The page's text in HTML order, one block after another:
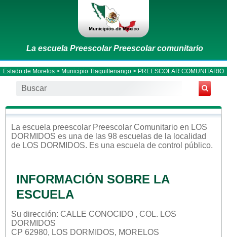
La escuela Preescolar Preescolar comunitario
Estado de Morelos > Municipio Tlaquiltenango > PREESCOLAR COMUNITARIO
La escuela preescolar Preescolar Comunitario en LOS
DORMIDOS es una de las 98 escuelas de la localidad
de LOS DORMIDOS. Es una escuela de control público.
INFORMACIÓN SOBRE LA
ESCUELA
Su dirección: CALLE CONOCIDO , COL. LOS
DORMIDOS
CP 62980, LOS DORMIDOS, MORELOS